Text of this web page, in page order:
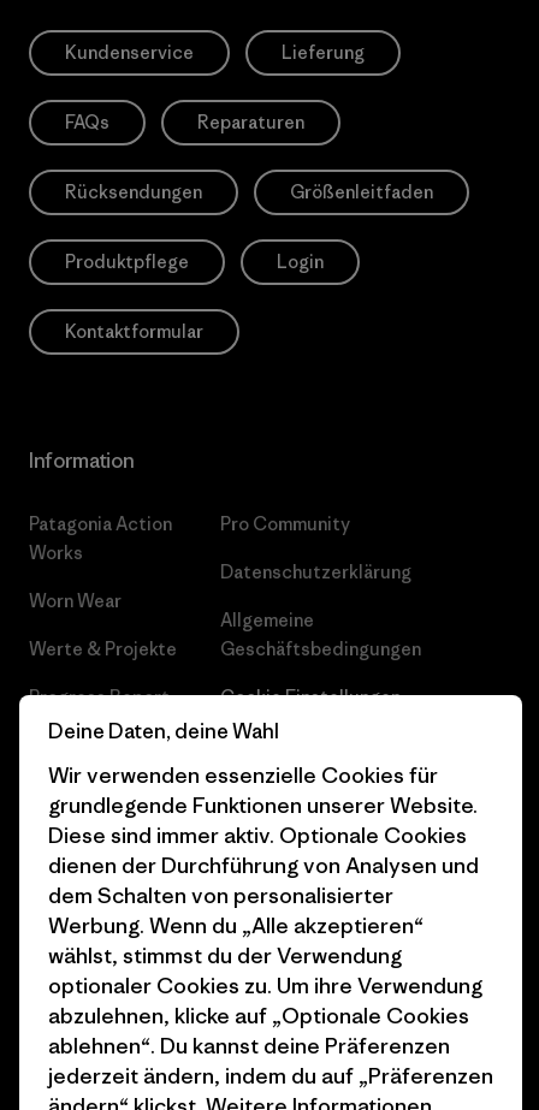
Kundenservice Lieferung
FAQs Reparaturen
Rücksendungen Größenleitfaden
Produktpflege Login
Kontaktformular
Information
Patagonia Action
Works
Worn Wear
Werte & Projekte
Progress Report
Business Unusual
Klimaziele
1% For The Planet
Wie wir finanzieren
Geschenkgutscheine
Stores in deiner
Nähe
Pro Community
Datenschutzerklärung
Allgemeine
Geschäftsbedingungen
Cookie Einstellungen
Karriere
Pressekontakt
Industry program
Affiliate-Programm
Patagonia Österreich
Seitenverzeichnis
Deine Daten, deine Wahl
Wir verwenden essenzielle Cookies für
grundlegende Funktionen unserer Website.
Diese sind immer aktiv. Optionale Cookies
dienen der Durchführung von Analysen und
dem Schalten von personalisierter
Werbung. Wenn du „Alle akzeptieren“
wählst, stimmst du der Verwendung
optionaler Cookies zu. Um ihre Verwendung
abzulehnen, klicke auf „Optionale Cookies
ablehnen“. Du kannst deine Präferenzen
jederzeit ändern, indem du auf „Präferenzen